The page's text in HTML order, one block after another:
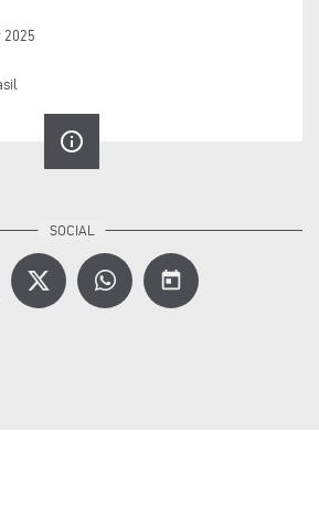
2025
info_outline
today